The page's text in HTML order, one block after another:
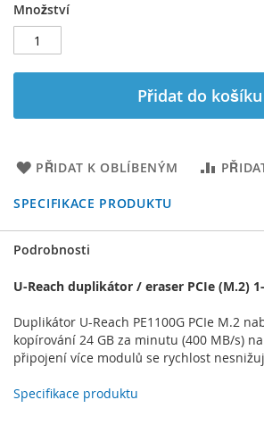
Množství
Přidat do košíku
PŘIDAT K OBLÍBENÝM
SPECIFIKACE PRODUKTU
Podrobnosti
U-Reach duplikátor / eraser PCIe (M.2)
Duplikátor U-Reach PE1100G PCIe M.2
kopírování 24 GB za minutu (400 MB/s)
připojení více modulů se rychlost
Specifikace produktu